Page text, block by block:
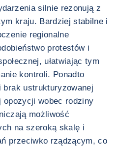
silnie rezonują z
kraju. Bardziej stabilne i
regionalne
protestów i
ułatwiając tym
kontroli. Ponadto
brak ustrukturyzowanej
opozycji wobec rodziny
możliwość
na szeroką skalę i
przeciwko rządzącym, co